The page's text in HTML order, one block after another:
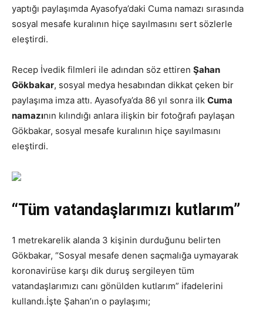
yaptığı paylaşımda Ayasofya’daki Cuma namazı sırasında
sosyal mesafe kuralının hiçe sayılmasını sert sözlerle
eleştirdi.
Recep İvedik filmleri ile adından söz ettiren Şahan
Gökbakar, sosyal medya hesabından dikkat çeken bir
paylaşıma imza attı. Ayasofya’da 86 yıl sonra ilk Cuma
namazının kılındığı anlara ilişkin bir fotoğrafı paylaşan
Gökbakar, sosyal mesafe kuralının hiçe sayılmasını
eleştirdi.
“Tüm vatandaşlarımızı kutlarım”
1 metrekarelik alanda 3 kişinin durduğunu belirten
Gökbakar, “Sosyal mesafe denen saçmalığa uymayarak
koronavirüse karşı dik duruş sergileyen tüm
vatandaşlarımızı canı gönülden kutlarım” ifadelerini
kullandı.İşte Şahan’ın o paylaşımı;